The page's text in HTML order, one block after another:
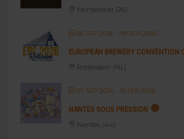
Montélimar (26)
06 SEP 2026- 09 SEP 2026
EUROPEAN BREWERY CONVENTION
Rotterdam (NL)
07 SEP 2026- 13 SEP 2026
NANTES SOUS PRESSION
Nantes (44)